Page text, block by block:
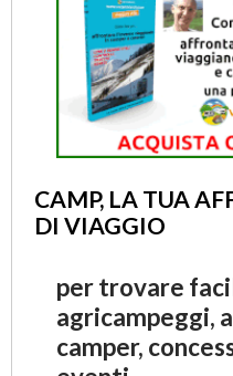
CAMP, LA TUA
DI VIAGGIO
per trovare
agricampeggi,
camper,